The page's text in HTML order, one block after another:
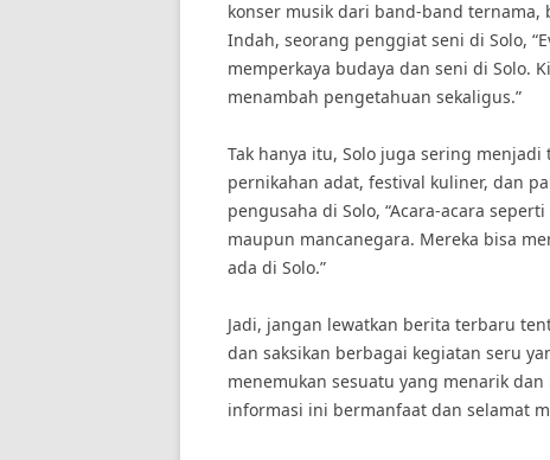
konser musik dari band-band
Indah, seorang penggiat seni di Solo,
memperkaya budaya dan seni di Solo.
menambah pengetahuan sekaligus.”
Tak hanya itu, Solo juga sering
pernikahan adat, festival kuliner, dan
pengusaha di Solo, “Acara-acara
maupun mancanegara. Mereka bisa
ada di Solo.”
Jadi, jangan lewatkan berita terbaru
dan saksikan berbagai kegiatan seru
menemukan sesuatu yang menarik
informasi ini bermanfaat dan selamat